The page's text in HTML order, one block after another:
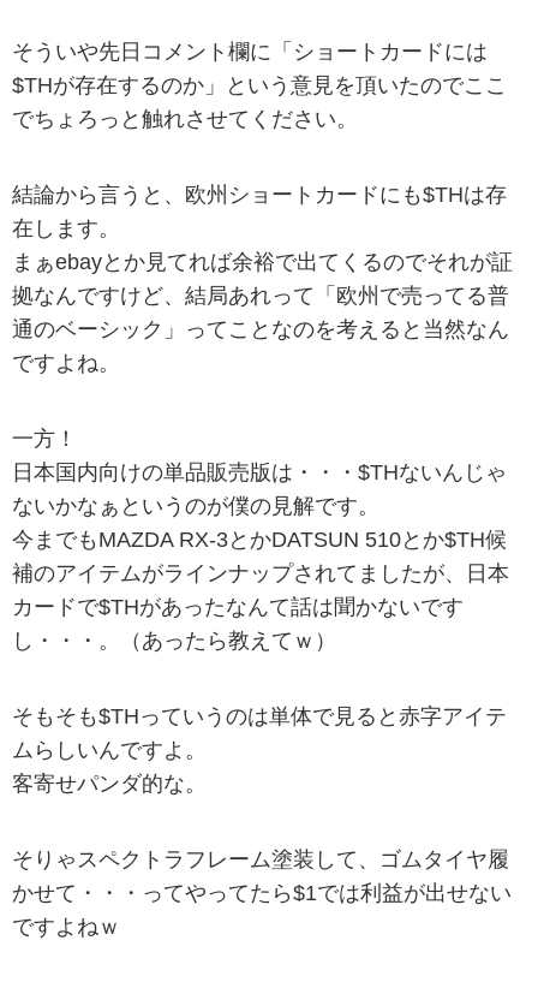
そういや先日コメント欄に「ショートカードには
$THが存在するのか」という意見を頂いたのでここ
でちょろっと触れさせてください。
結論から言うと、欧州ショートカードにも$THは存
在します。
まぁebayとか見てれば余裕で出てくるのでそれが証
拠なんですけど、結局あれって「欧州で売ってる普
通のベーシック」ってことなのを考えると当然なん
ですよね。
一方！
日本国内向けの単品販売版は・・・$THないんじゃ
ないかなぁというのが僕の見解です。
今までもMAZDA RX-3とかDATSUN 510とか$TH候
補のアイテムがラインナップされてましたが、日本
カードで$THがあったなんて話は聞かないです
し・・・。（あったら教えてｗ）
そもそも$THっていうのは単体で見ると赤字アイテ
ムらしいんですよ。
客寄せパンダ的な。
そりゃスペクトラフレーム塗装して、ゴムタイヤ履
かせて・・・ってやってたら$1では利益が出せない
ですよねｗ